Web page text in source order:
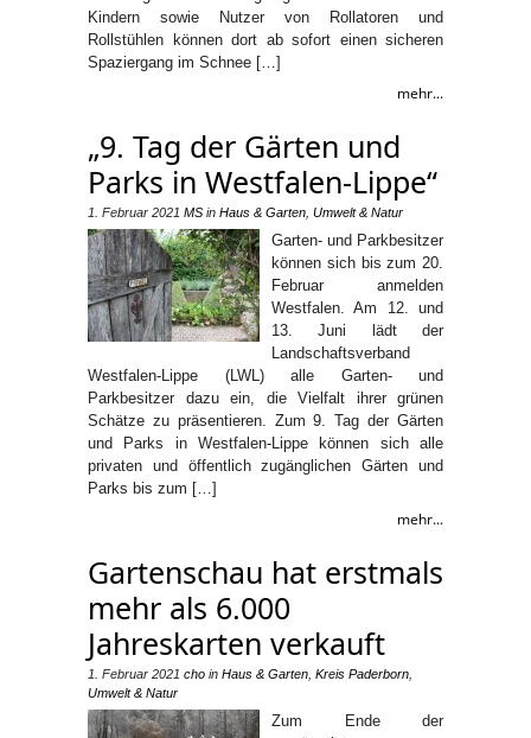
Kindern sowie Nutzer von Rollatoren und
Rollstühlen können dort ab sofort einen sicheren
Spaziergang im Schnee […]
mehr...
„9. Tag der Gärten und
Parks in Westfalen-Lippe“
1. Februar 2021 MS in Haus & Garten Umwelt & Natur
Garten- und Parkbesitzer
können sich bis zum 20.
Februar anmelden
Westfalen. Am 12. und
13. Juni lädt der
Landschaftsverband
Westfalen-Lippe (LWL) alle Garten- und
Parkbesitzer dazu ein, die Vielfalt ihrer grünen
Schätze zu präsentieren. Zum 9. Tag der Gärten
und Parks in Westfalen-Lippe können sich alle
privaten und öffentlich zugänglichen Gärten und
Parks bis zum […]
mehr...
Gartenschau hat erstmals
mehr als 6.000
Jahreskarten verkauft
1. Februar 2021 cho in Haus & Garten Kreis Paderborn
Umwelt & Natur
Zum Ende der